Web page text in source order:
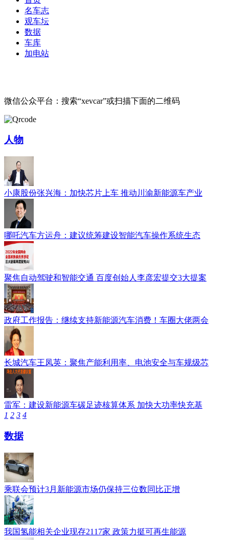
名车志
观车坛
数据
车库
加电站
微信公众平台：搜索“xevcar”或扫描下面的二维码
人物
小康股份张兴海：加快芯片上车 推动川渝新能源车产业
哪吒汽车方运舟：建议统筹建设智能汽车操作系统生态
聚焦自动驾驶和智能交通 百度创始人李彦宏提交3大提案
政府工作报告：继续支持新能源汽车消费！车圈大佬两会
长城汽车王凤英：聚焦产能利用率、电池安全与车规级芯
雷军：建设新能源车碳足迹核算体系 加快大功率快充基
1 2 3 4
数据
乘联会预计3月新能源市场仍保持三位数同比正增
我国氢能相关企业现存2117家 政策力挺可再生能源